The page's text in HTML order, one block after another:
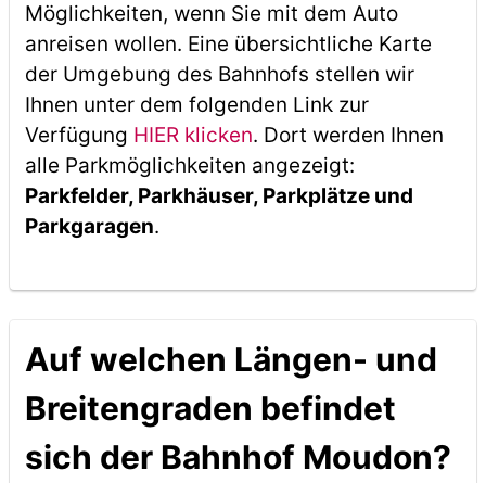
Möglichkeiten, wenn Sie mit dem Auto
anreisen wollen. Eine übersichtliche Karte
der Umgebung des Bahnhofs stellen wir
Ihnen unter dem folgenden Link zur
Verfügung HIER klicken. Dort werden Ihnen
alle Parkmöglichkeiten angezeigt:
Parkfelder, Parkhäuser, Parkplätze und
Parkgaragen.
Auf welchen Längen- und
Breitengraden befindet
sich der Bahnhof Moudon?